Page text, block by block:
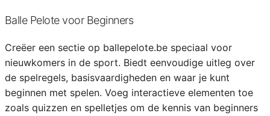
Balle Pelote voor Beginners
Creëer een sectie op ballepelote.be speciaal voor
nieuwkomers in de sport. Biedt eenvoudige uitleg over
de spelregels, basisvaardigheden en waar je kunt
beginnen met spelen. Voeg interactieve elementen toe
zoals quizzen en spelletjes om de kennis van beginners